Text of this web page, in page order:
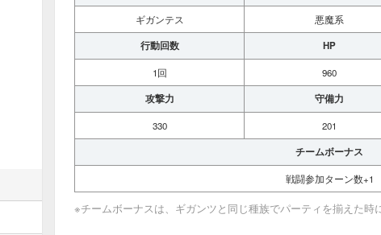
ギガンテス 悪魔系
行動回数 HP
1回 960
攻撃力 守備力
330 201
チームボーナス
戦闘参加ターン数+1
※チームボーナスは、ギガンツと同じ種族でパーティを揃えた時